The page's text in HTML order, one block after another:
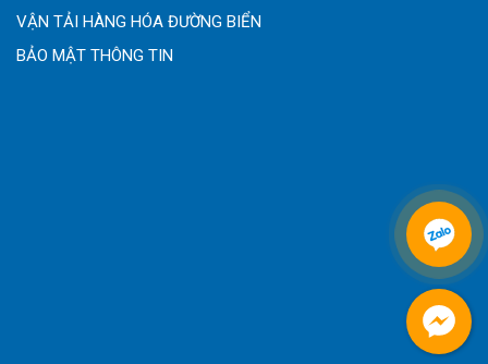
VẬN TẢI HÀNG HÓA ĐƯỜNG BIỂN
BẢO MẬT THÔNG TIN